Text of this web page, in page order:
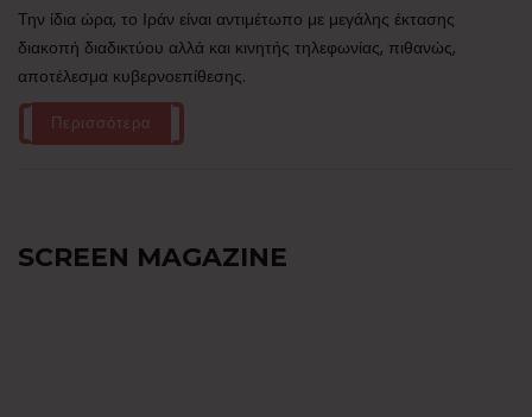
Την ίδια ώρα, το Ιράν είναι αντιμέτωπο με μεγάλης έκτασης
διακοπή διαδικτύου αλλά και κινητής τηλεφωνίας, πιθανώς,
αποτέλεσμα κυβερνοεπίθεσης.
Περισσότερα
SCREEN MAGAZINE